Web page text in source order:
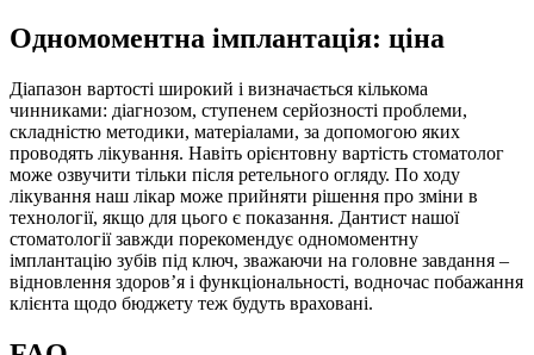
Одномоментна імплантація: ціна
Діапазон вартості широкий і визначається кількома
чинниками: діагнозом, ступенем серйозності проблеми,
складністю методики, матеріалами, за допомогою яких
проводять лікування. Навіть орієнтовну вартість стоматолог
може озвучити тільки після ретельного огляду. По ходу
лікування наш лікар може прийняти рішення про зміни в
технології, якщо для цього є показання. Дантист нашої
стоматології завжди порекомендує одномоментну
імплантацію зубів під ключ, зважаючи на головне завдання –
відновлення здоров’я і функціональності, водночас побажання
клієнта щодо бюджету теж будуть враховані.